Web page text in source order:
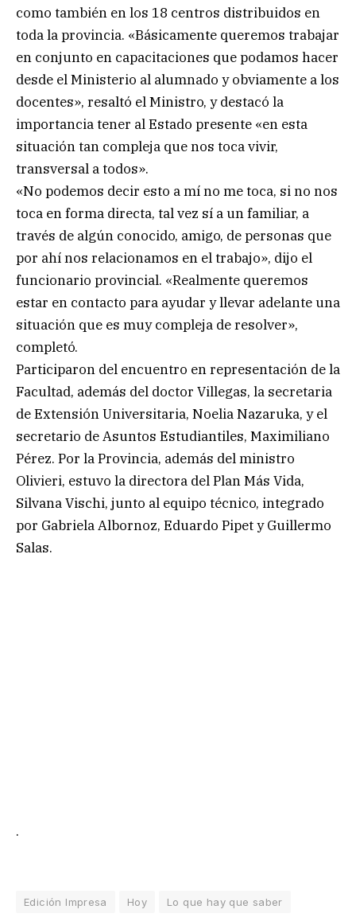
como también en los 18 centros distribuidos en
toda la provincia. «Básicamente queremos trabajar
en conjunto en capacitaciones que podamos hacer
desde el Ministerio al alumnado y obviamente a los
docentes», resaltó el Ministro, y destacó la
importancia tener al Estado presente «en esta
situación tan compleja que nos toca vivir,
transversal a todos».
«No podemos decir esto a mí no me toca, si no nos
toca en forma directa, tal vez sí a un familiar, a
través de algún conocido, amigo, de personas que
por ahí nos relacionamos en el trabajo», dijo el
funcionario provincial. «Realmente queremos
estar en contacto para ayudar y llevar adelante una
situación que es muy compleja de resolver»,
completó.
Participaron del encuentro en representación de la
Facultad, además del doctor Villegas, la secretaria
de Extensión Universitaria, Noelia Nazaruka, y el
secretario de Asuntos Estudiantiles, Maximiliano
Pérez. Por la Provincia, además del ministro
Olivieri, estuvo la directora del Plan Más Vida,
Silvana Vischi, junto al equipo técnico, integrado
por Gabriela Albornoz, Eduardo Pipet y Guillermo
Salas.
.
Edición Impresa Hoy Lo que hay que saber